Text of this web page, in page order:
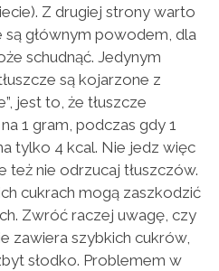
Z drugiej strony warto
są głównym powodem, dla
schudnąć. Jedynym
są kojarzone z
jest to, że tłuszcze
1 gram, podczas gdy 1
tylko 4 kcal. Nie jedz więc
też nie odrzucaj tłuszczów.
cukrach mogą zaszkodzić
Zwróć raczej uwagę, czy
zawiera szybkich cukrów,
słodko. Problemem w